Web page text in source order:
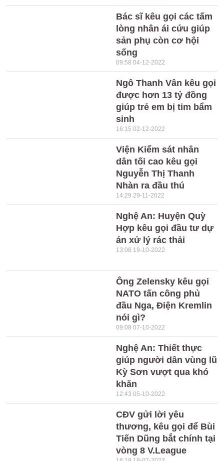
Bác sĩ kêu gọi các tấm
lòng nhân ái cứu giúp
sản phụ còn cơ hội
sống
09:58 04-12-2022
Ngô Thanh Vân kêu gọi
được hơn 13 tỷ đồng
giúp trẻ em bị tim bẩm
sinh
16:15 02-12-2022
Viện Kiểm sát nhân
dân tối cao kêu gọi
Nguyễn Thị Thanh
Nhàn ra đầu thú
14:29 29-11-2022
Nghệ An: Huyện Quỳ
Hợp kêu gọi đầu tư dự
án xử lý rác thải
13:08 19-10-2022
Ông Zelensky kêu gọi
NATO tấn công phủ
đầu Nga, Điện Kremlin
nói gì?
09:08 07-10-2022
Nghệ An: Thiết thực
giúp người dân vùng lũ
Kỳ Sơn vượt qua khó
khăn
12:43 05-10-2022
CĐV gửi lời yêu
thương, kêu gọi để Bùi
Tiến Dũng bắt chính tại
vòng 8 V.League